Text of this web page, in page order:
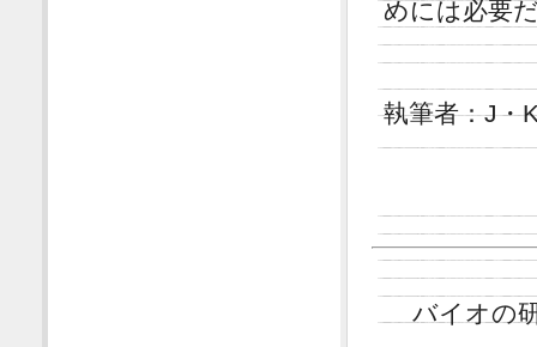
めには必要
執筆者：J・
バイオの